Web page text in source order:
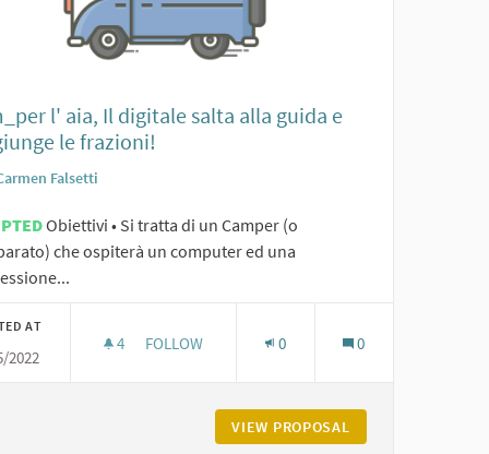
DEL WEB E ANALISI DEI RISCHI RELATIVI ALLA
EDUCAZIONE AD UN USO CONSAPEVOLE DEL WEB E ANALISI
l' aia, Il digitale salta alla guida e
le frazioni!
Falsetti
Obiettivi • Si tratta di un Camper (o
che ospiterà un computer ed una
AT
2022
4 4 FOLLOWERS
FOLLOW 0 0
VIEW PROPOSAL